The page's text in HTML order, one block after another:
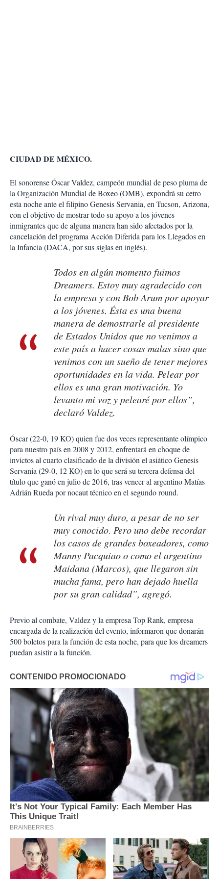
CIUDAD DE MÉXICO.
El sonorense Óscar Valdez, campeón mundial de peso pluma de
la Organización Mundial de Boxeo (OMB), expondrá su cetro
esta noche ante el filipino Genesis Servania, en Tucson, Arizona,
con el objetivo de mostrar todo su apoyo a los jóvenes
inmigrantes que de alguna manera han sido afectados por la
cancelación del programa Acción Diferida para los Llegados en
la Infancia (DACA, por sus siglas en inglés).
Todos en algún momento fuimos
Dreamers. Estoy muy agradecido con
la empresa y con Bob Arum por apoyar
a los jóvenes. Ésta es una buena
manera de demostrarle al presidente
de Estados Unidos que no venimos a
este país a hacer cosas malas sino que
venimos con un sueño de tener mejores
oportunidades en la vida. Pelear por
ellos es una gran motivación. Yo
levanto mi voz y pelearé por ellos”,
declaró Valdez.
Óscar (22-0, 19 KO) quien fue dos veces representante olímpico
para nuestro país en 2008 y 2012, enfrentará en choque de
invictos al cuarto clasificado de la división el asiático Genesis
Servania (29-0, 12 KO) en lo que será su tercera defensa del
título que ganó en julio de 2016, tras vencer al argentino Matías
Adrián Rueda por nocaut técnico en el segundo round.
Un rival muy duro, a pesar de no ser
muy conocido. Pero uno debe recordar
los casos de grandes boxeadores, como
Manny Pacquiao o como el argentino
Maidana (Marcos), que llegaron sin
mucha fama, pero han dejado huella
por su gran calidad”, agregó.
Previo al combate, Valdez y la empresa Top Rank, empresa
encargada de la realización del evento, informaron que donarán
500 boletos para la función de esta noche, para que los dreamers
puedan asistir a la función.